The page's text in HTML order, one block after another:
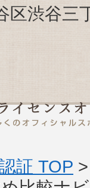
区渋谷
証 TOP